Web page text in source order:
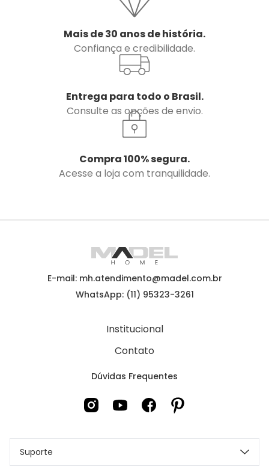
Mais de 30 anos de história.
Confiança e credibilidade.
Entrega para todo o Brasil.
Consulte as opções de envio.
Compra 100% segura.
Acesse a loja com tranquilidade.
E-mail: mh.atendimento@madel.com.br
WhatsApp: (11) 95323-3261
Institucional
Contato
Dúvidas Frequentes
Suporte